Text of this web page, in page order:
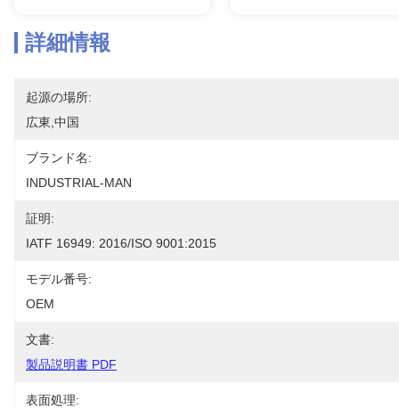
詳細情報
起源の場所:
広東,中国
ブランド名:
INDUSTRIAL-MAN
証明:
IATF 16949: 2016/ISO 9001:2015
モデル番号:
OEM
文書:
製品説明書 PDF
表面処理: